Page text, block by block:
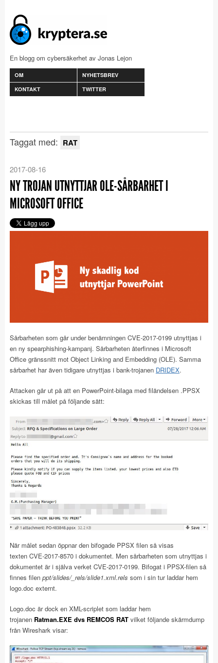
En blogg om cybersäkerhet av Jonas Lejon
OM
NYHETSBREV
KONTAKT
TWITTER
Taggat med: RAT
2017-08-16
NY TROJAN UTNYTTJAR OLE-SÅRBARHET I
MICROSOFT OFFICE
Sårbarheten som går under benämningen CVE-2017-0199 utnyttjas i
en ny spearphishing-kampanj. Sårbarheten återfinnes i Microsoft
Office gränssnitt mot Object Linking and Embedding (OLE). Samma
sårbarhet har även tidigare utnyttjas i bank-trojanen DRIDEX.
Attacken går ut på att en PowerPoint-bilaga med filändelsen .PPSX
skickas till målet på följande sätt:
När målet sedan öppnar den bifogade PPSX filen så visas
texten CVE-2017-8570 i dokumentet. Men sårbarheten som utnyttjas i
dokumentet är i själva verket CVE-2017-0199. Bifogat i PPSX-filen så
finnes filen ppt/slides/_rels/slide1.xml.rels som i sin tur laddar hem
logo.doc externt.
Logo.doc är dock en XML-scriplet som laddar hem
trojanen Ratman.EXE dvs REMCOS RAT vilket följande skärmdump
från Wireshark visar: